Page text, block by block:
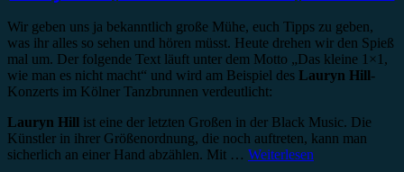
Wir geben uns ja bekanntlich große Mühe, euch Tipps zu geben,
was ihr alles so sehen und hören müsst. Heute drehen wir den Spieß
mal um. Der folgende Text läuft unter dem Motto „Das kleine 1×1,
wie man es nicht macht“ und wird am Beispiel des Lauryn Hill-
Konzerts im Kölner Tanzbrunnen verdeutlicht:
Lauryn Hill ist eine der letzten Großen in der Black Music. Die
Künstler in ihrer Größenordnung, die noch auftreten, kann man
sicherlich an einer Hand abzählen. Mit … Weiterlesen